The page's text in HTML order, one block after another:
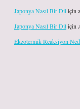
Japonya Nasıl Bir Diliçin
Japonya Nasıl Bir Diliçin
Ekzotermik Reaksiyon